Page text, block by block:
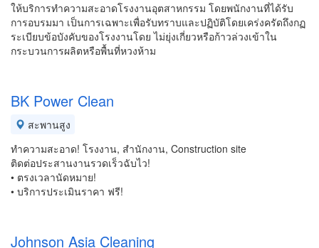
ให้บริการทำความสะอาดโรงงานอุตสาหกรรม โดยพนักงานที่ได้รับ
การอบรมมา เป็นการเฉพาะเพื่อรับทราบและปฏิบัติโดยเคร่งครัดถึงกฏ
ระเบียบข้อบังคับของโรงงานโดย ไม่ยุ่งเกี่ยวหรือก้าวล่วงเข้าใน
กระบวนการผลิตหรือพื้นที่หวงห้าม
BK Power Clean
สะพานสูง
ทำความสะอาด! โรงงาน, สำนักงาน, Construction site
ติดต่อประสานงานรวดเร็วฉับไว!
• ตรงเวลานัดหมาย!
• บริการประเมินราคา ฟรี!
Johnson Asia Cleaning